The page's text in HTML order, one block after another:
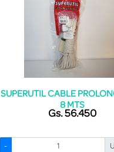
SUPERUTIL CABLE
8 MTS
Gs. 56.450
-